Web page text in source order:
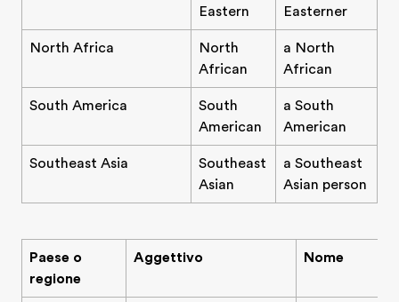
Eastern
Easterner
North Africa
North
African
a North
African
South America
South
American
a South
American
Southeast Asia
Southeast
Asian
a Southeast
Asian person
Paese o
regione
Aggettivo Nome